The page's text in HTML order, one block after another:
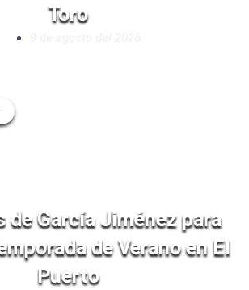
Toro
de García Jiménez para
de Verano en El
Puerto